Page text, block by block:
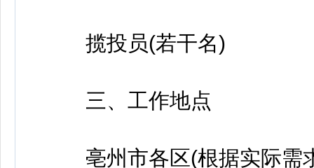
揽投员(若干名)
三、工作地点
亳州市各区(根据实际需